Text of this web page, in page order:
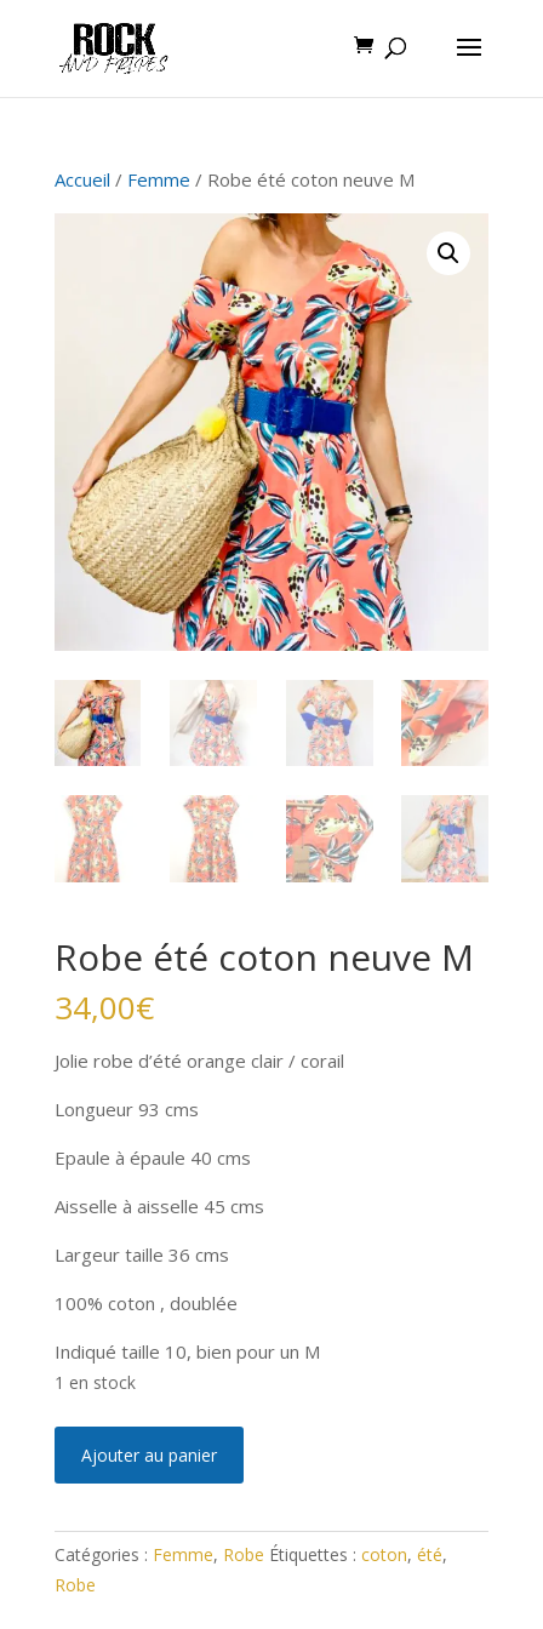
Accueil / Femme / Robe été coton neuve M
Robe été coton neuve M
34,00€
Jolie robe d’été orange clair / corail
Longueur 93 cms
Epaule à épaule 40 cms
Aisselle à aisselle 45 cms
Largeur taille 36 cms
100% coton , doublée
Indiqué taille 10, bien pour un M
1 en stock
été
coton
neuve
Ajouter au panier
e
r
Catégories : Femme, Robe Étiquettes : coton, été,
Robe